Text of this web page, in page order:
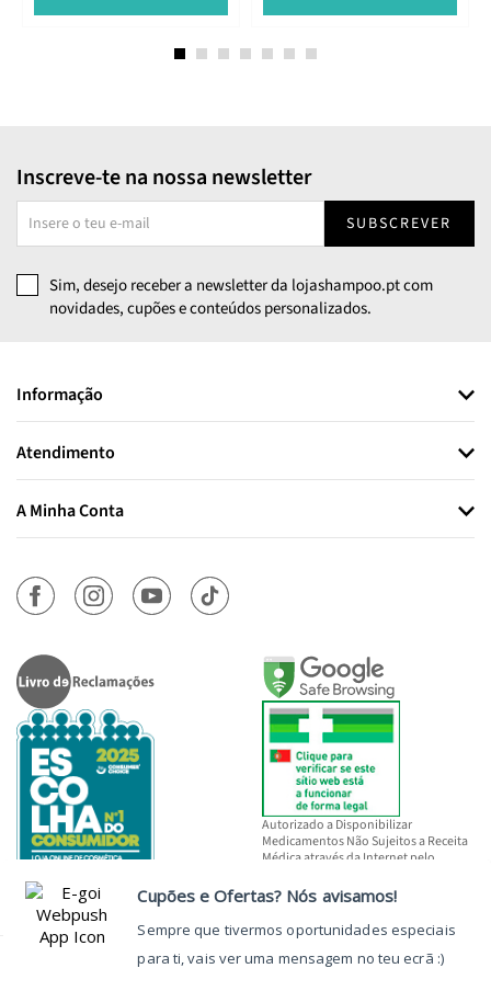
Inscreve-te na nossa newsletter
SUBSCREVER
Sim, desejo receber a newsletter da lojashampoo.pt com
novidades, cupões e conteúdos personalizados.
Informação
Atendimento
A Minha Conta
Autorizado a Disponibilizar
Medicamentos Não Sujeitos a Receita
Médica através da Internet pelo